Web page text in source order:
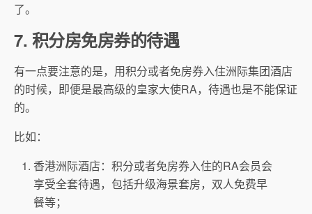
了。
7. 积分房免房券的待遇
有一点要注意的是，用积分或者免房券入住洲际集团酒店
的时候，即便是最高级的皇家大使RA，待遇也是不能保证
的。
比如：
香港洲际酒店：积分或者免房券入住的RA会员会
享受全套待遇，包括升级海景套房，双人免费早
餐等；